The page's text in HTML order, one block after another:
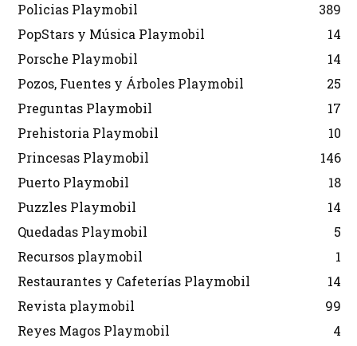
Policias Playmobil
389
PopStars y Música Playmobil
14
Porsche Playmobil
14
Pozos, Fuentes y Árboles Playmobil
25
Preguntas Playmobil
17
Prehistoria Playmobil
10
Princesas Playmobil
146
Puerto Playmobil
18
Puzzles Playmobil
14
Quedadas Playmobil
5
Recursos playmobil
1
Restaurantes y Cafeterías Playmobil
14
Revista playmobil
99
Reyes Magos Playmobil
4